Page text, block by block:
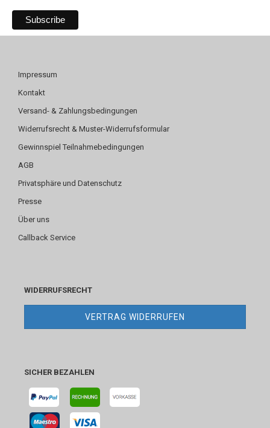
Impressum
Kontakt
Versand- & Zahlungsbedingungen
Widerrufsrecht & Muster-Widerrufsformular
Gewinnspiel Teilnahmebedingungen
AGB
Privatsphäre und Datenschutz
Presse
Über uns
Callback Service
WIDERRUFSRECHT
VERTRAG WIDERRUFEN
SICHER BEZAHLEN